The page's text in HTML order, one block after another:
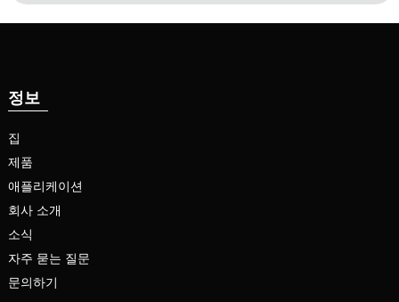
정보
집
제품
애플리케이션
회사 소개
소식
자주 묻는 질문
문의하기